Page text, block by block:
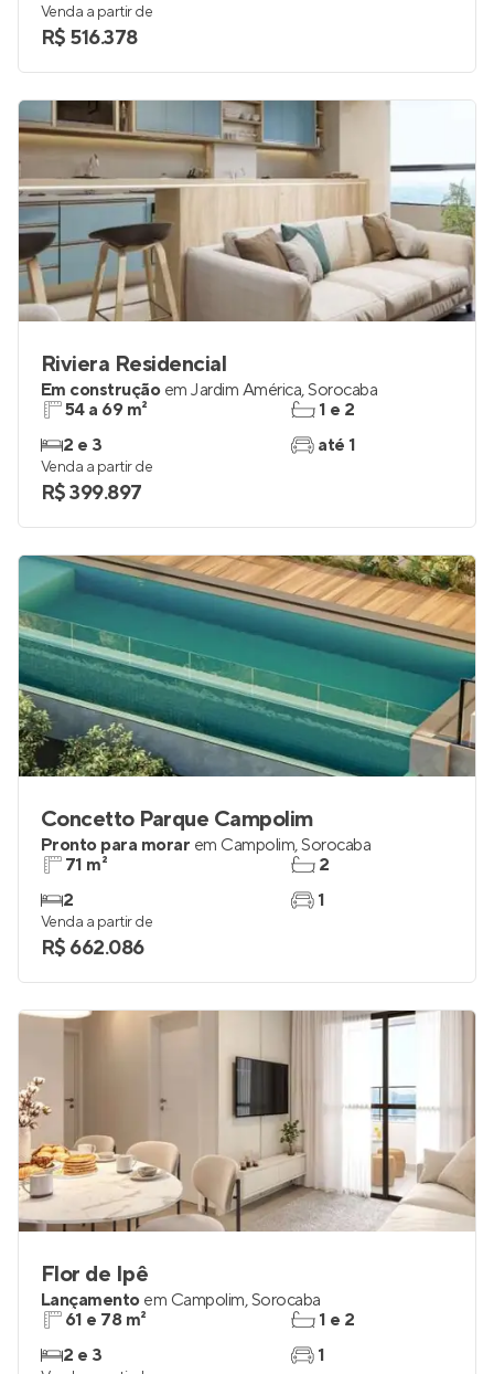
Venda a partir de
R$ 516.378
Riviera Residencial
Em construção em Jardim América,Sorocaba
54 a 69 m²
2 e 3
1 e 2
até 1
Venda a partir de
R$ 399.897
Concetto Parque Campolim
Pronto para morar em Campolim,Sorocaba
71 m²
2
2
1
Venda a partir de
R$ 662.086
Flor de Ipê
Lançamento em Campolim,Sorocaba
61 e 78 m²
2 e 3
1 e 2
1